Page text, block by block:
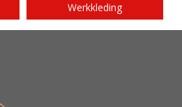
Werkkleding